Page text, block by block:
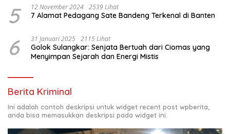
5 12 November 2024 2539 Lihat
7 Alamat Pedagang Sate Bandeng Terkenal di Banten
6 31 Januari 2025 2115 Lihat
Golok Sulangkar: Senjata Bertuah dari Ciomas yang
Menyimpan Sejarah dan Energi Mistis
Berita Kriminal
Ini adalah contoh deskripsi untuk widget recent post wpberita,
anda bisa memasukkan deskripsi pada widget ini.